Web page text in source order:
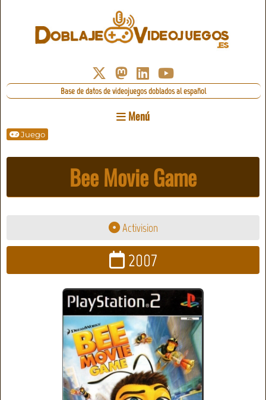
Base de datos de videojuegos doblados al español
Menú
Juego
Bee Movie Game
Activision
2007